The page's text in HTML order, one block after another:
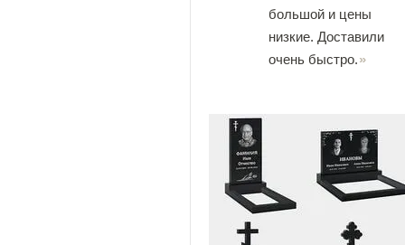
большой и цены
низкие. Доставили
очень быстро.